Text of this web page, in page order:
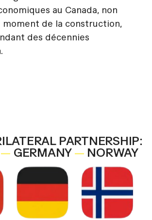
au Canada, non
moment de la construction,
des décennies
PARTNERSHIP:
— GERMANY — NORWAY